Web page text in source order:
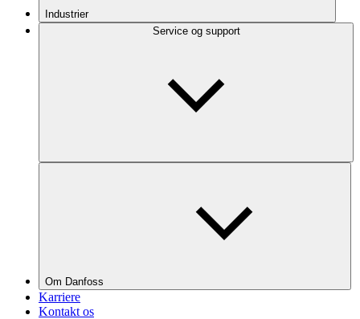
Industrier
Service og support
Om Danfoss
Karriere
Kontakt os